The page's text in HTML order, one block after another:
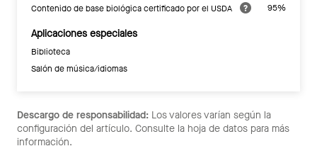
Contenido de base biológica certificado por el USDA 95%
Aplicaciones especiales
Biblioteca
Salón de música/idiomas
Descargo de responsabilidad: Los valores varían según la
configuración del artículo. Consulte la hoja de datos para más
información.